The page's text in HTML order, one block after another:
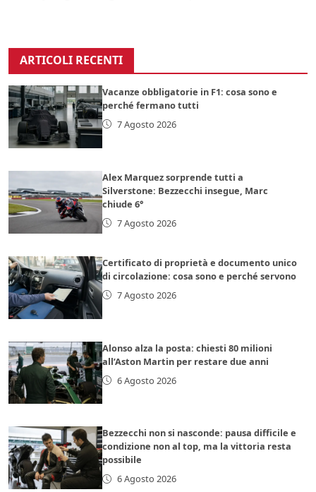
ARTICOLI RECENTI
Vacanze obbligatorie in F1: cosa sono e
perché fermano tutti
7 Agosto 2026
Alex Marquez sorprende tutti a
Silverstone: Bezzecchi insegue, Marc
chiude 6°
7 Agosto 2026
Certificato di proprietà e documento unico
di circolazione: cosa sono e perché servono
7 Agosto 2026
Alonso alza la posta: chiesti 80 milioni
all’Aston Martin per restare due anni
6 Agosto 2026
Bezzecchi non si nasconde: pausa difficile e
condizione non al top, ma la vittoria resta
possibile
6 Agosto 2026